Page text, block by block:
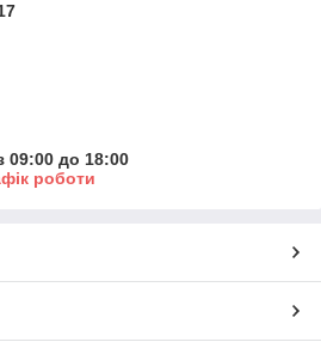
09:00 до 18:00
роботи